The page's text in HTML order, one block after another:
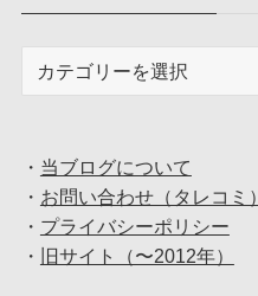
・ 当ブログについて
・ お問い合わせ（タレコミ）
・ プライバシーポリシー
・
旧サイト（〜2012年）